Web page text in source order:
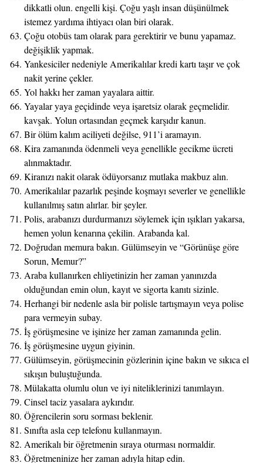
dikkatli olun. engelli kişi. Çoğu yaşlı insan düşünülmek
istemez yardıma ihtiyacı olan biri olarak.
Çoğu otobüs tam olarak para gerektirir ve bunu yapamaz.
değişiklik yapmak.
Yankesiciler nedeniyle Amerikalılar kredi kartı taşır ve çok
nakit yerine çekler.
Yol hakkı her zaman yayalara aittir.
Yayalar yaya geçidinde veya işaretsiz olarak geçmelidir.
kavşak. Yolun ortasından geçmek karşıdır kanun.
Bir ölüm kalım aciliyeti değilse, 911’i aramayın.
Kira zamanında ödenmeli veya genellikle gecikme ücreti
alınmaktadır.
Kiranızı nakit olarak ödüyorsanız mutlaka makbuz alın.
Amerikalılar pazarlık peşinde koşmayı severler ve genellikle
kullanılmış satın alırlar. bir şeyler.
Polis, arabanızı durdurmanızı söylemek için ışıkları yakarsa,
hemen yolun kenarına çekilin. Arabanda kal.
Doğrudan memura bakın. Gülümseyin ve “Görünüşe göre
Sorun, Memur?”
Araba kullanırken ehliyetinizin her zaman yanınızda
olduğundan emin olun, kayıt ve sigorta kanıtı sizinle.
Herhangi bir nedenle asla bir polisle tartışmayın veya polise
para vermeyin subay.
İş görüşmesine ve işinize her zaman zamanında gelin.
İş görüşmesine uygun giyinin.
Gülümseyin, görüşmecinin gözlerinin içine bakın ve sıkıca el
sıkışın buluştuğunda.
Mülakatta olumlu olun ve iyi niteliklerinizi tanımlayın.
Cinsel taciz yasalara aykırıdır.
Öğrencilerin soru sorması beklenir.
Sınıfta asla cep telefonu kullanmayın.
Amerikalı bir öğretmenin sıraya oturması normaldir.
Öğretmeninize her zaman adıyla hitap edin.